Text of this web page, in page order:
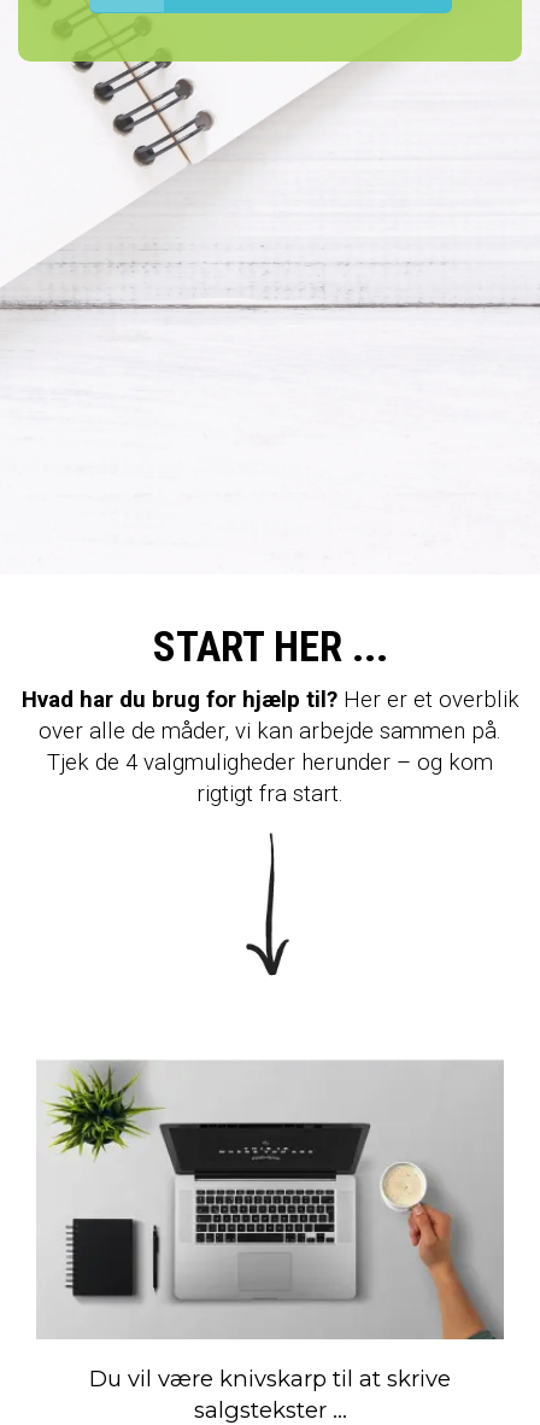
START HER ...
Hvad har du brug for hjælp til?Her er et overblik
over alle de måder, vi kan arbejde sammen på.
Tjek de 4 valgmuligheder herunder – og kom
rigtigt fra start.
Du vil være knivskarp til at skrive
salgstekster ...